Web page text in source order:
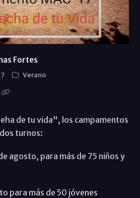
Fortes
Verano
de tu vida", los campamentos
turnos:
agosto, para más de 75 niños y
para más de 50 jóvenes